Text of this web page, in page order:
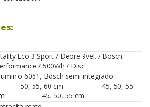
Eco 3 Sport / Deore 9vel. / Bosch
/ 500Wh / Disc
6061, Bosch semi-integrado
50, 55, 60 cm 45, 50, 55
45, 50, 55 cm